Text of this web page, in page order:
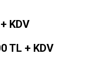
KDV
TL + KDV